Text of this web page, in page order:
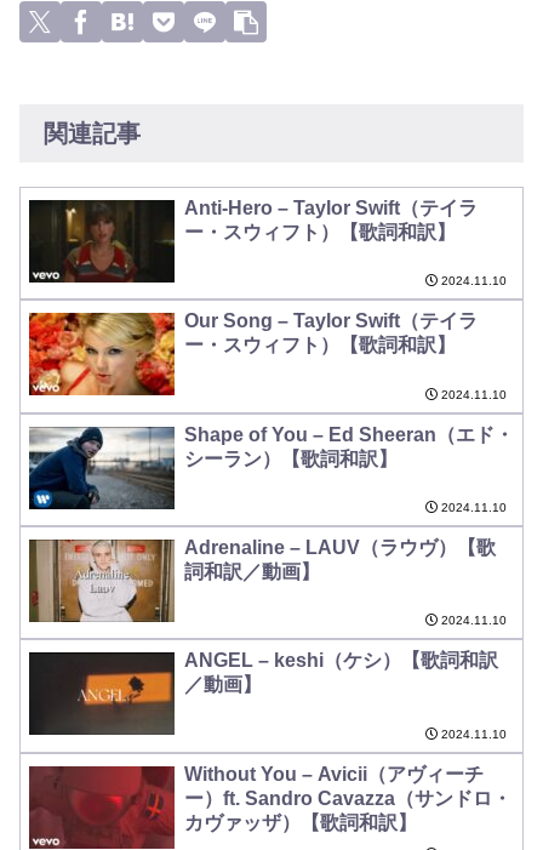
関連記事
Anti-Hero – Taylor Swift（テイラ
ー・スウィフト）【歌詞和訳】
2024.11.10
Our Song – Taylor Swift（テイラ
ー・スウィフト）【歌詞和訳】
2024.11.10
Shape of You – Ed Sheeran（エド・
シーラン）【歌詞和訳】
2024.11.10
Adrenaline – LAUV（ラウヴ）【歌
詞和訳／動画】
2024.11.10
ANGEL – keshi（ケシ）【歌詞和訳
／動画】
2024.11.10
Without You – Avicii（アヴィーチ
ー）ft. Sandro Cavazza（サンドロ・
カヴァッザ）【歌詞和訳】